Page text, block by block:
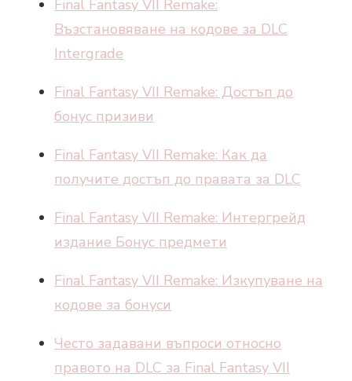
Final Fantasy VII Remake:
Възстановяване на кодове за DLC
Intergrade
Final Fantasy VII Remake: Достъп до
бонус призиви
Final Fantasy VII Remake: Как да
получите достъп до правата за DLC
Final Fantasy VII Remake: Интергрейд
издание Бонус предмети
Final Fantasy VII Remake: Изкупуване на
кодове за бонуси
Често задавани въпроси относно
правото на DLC за Final Fantasy VII